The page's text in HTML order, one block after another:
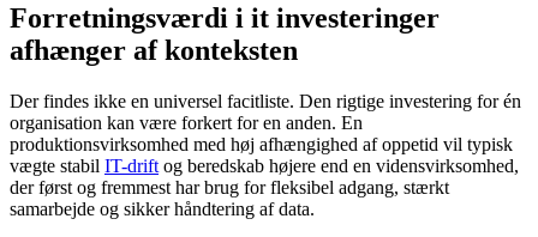
Forretningsværdi i it investeringer
afhænger af konteksten
Der findes ikke en universel facitliste. Den rigtige investering for én
organisation kan være forkert for en anden. En
produktionsvirksomhed med høj afhængighed af oppetid vil typisk
vægte stabil IT-drift og beredskab højere end en vidensvirksomhed,
der først og fremmest har brug for fleksibel adgang, stærkt
samarbejde og sikker håndtering af data.